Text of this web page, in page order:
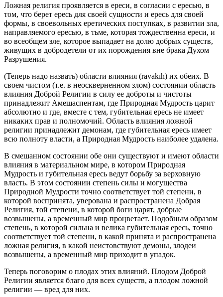
Ложная религия проявляется в ереси, в согласии с ересью, в
том, что берет ересь для своей сущности и ересь для своей
формы, в своевольных еретических поступках, в развитии зла,
направляемого ересью, в тьме, которая тождественна ереси, и
во всеобщем зле, которое выпадает на долю добрых существ,
живущих в добродетели от их порождения вне брака Духом
Разрушения.
(Теперь надо назвать) области влияния (ravākīh) их обеих. В
своем чистом (т.е. в неоскверненном злом) состоянии область
влияния Доброй Религии в силу ее доброты и чистоты
принадлежит Амешаспентам, где Природная Мудрость царит
абсолютно и где, вместе с тем, губительная ересь не имеет
никаких прав и полномочий. Область влияния ложной
религии принадлежит демонам, где губительная ересь имеет
всю полноту власти, а Природная Мудрость наиболее удалена.
В смешанном состоянии обе они существуют и имеют области
влияния в материальном мире, в котором Природная
Мудрость и губительная ересь ведут борьбу за верховную
власть. В этом состоянии степень силы и могущества
Природной Мудрости точно соответствует той степени, в
которой воспринята, уверована и распространена Добрая
Религия, той степени, в которой боги царят, добрые
возвышены, а временный мир процветает. Подобным образом
степень, в которой сильна и велика губительная ересь, точно
соответствует той степени, в какой принята и распространена
ложная религия, в какой неистовствуют демоны, злодеи
возвышены, а временный мир приходит в упадок.
Теперь поговорим о плодах этих влияний. Плодом Доброй
Религии является благо для всех существ, а плодом ложной
религии — вред для них.